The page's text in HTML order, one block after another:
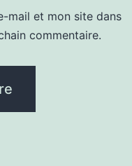
mail et mon site dans
commentaire.